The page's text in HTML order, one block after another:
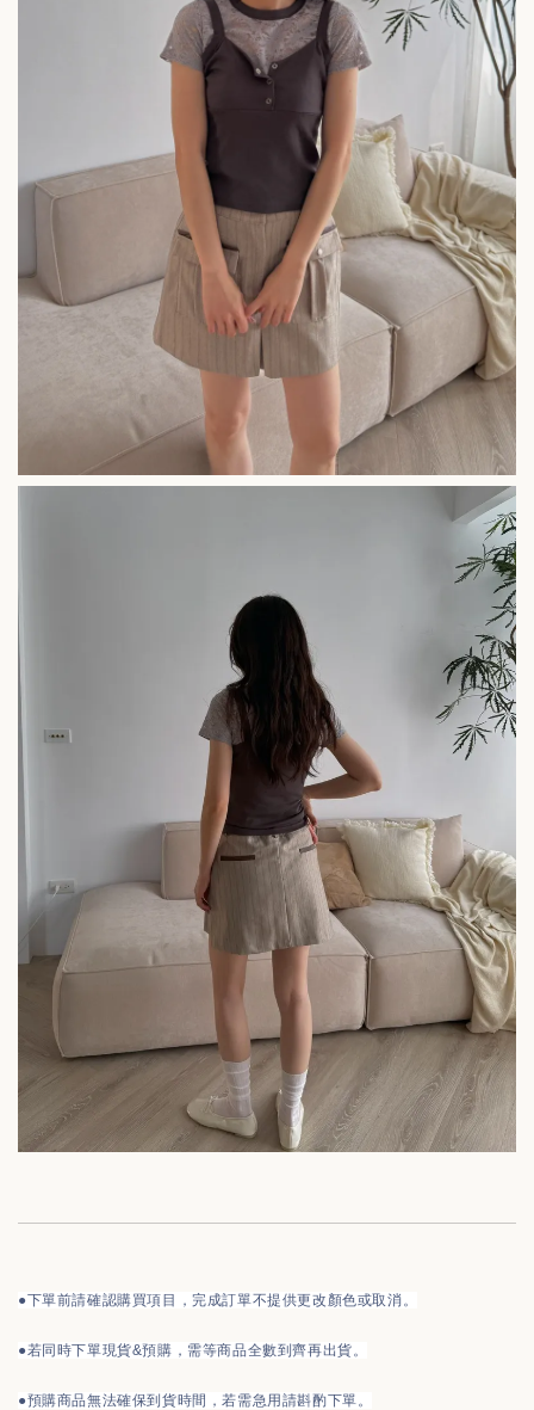
●下單前請確認購買項目，完成訂單不提供更改顏色或取消。
●若同時下單現貨&預購，需等商品全數到齊再出貨。
●預購商品無法確保到貨時間，若需急用請斟酌下單。